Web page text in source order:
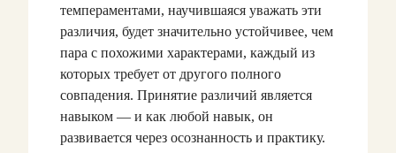
темпераментами, научившаяся уважать эти
различия, будет значительно устойчивее, чем
пара с похожими характерами, каждый из
которых требует от другого полного
совпадения. Принятие различий является
навыком — и как любой навык, он
развивается через осознанность и практику.